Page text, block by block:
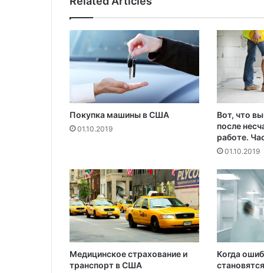
о
л
ж
е
и
в
а
е
м
п
е
а
т
у
Покупка машины в США
01.10.2019
Вот, что
после
работе.
01.10.2019
Медицинское страхование и
транспорт в США
Когда